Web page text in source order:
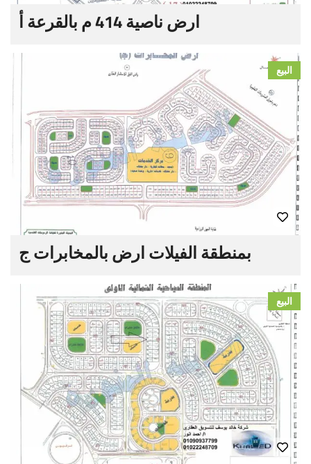
ارض ناصية 414 م بالقرعة أ
البيع
بمنطقة الفيلات ارض بالمخابرات ج
البيع